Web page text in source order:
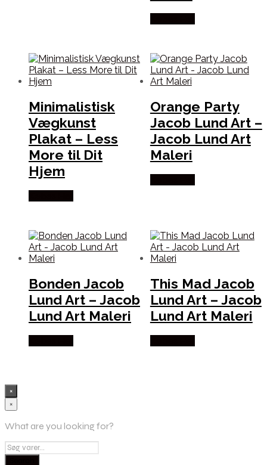
Minimalistisk
Vægkunst
Plakat – Less
More til Dit
Hjem
Orange Party
Jacob Lund Art –
Jacob Lund Art
Maleri
Bonden Jacob
Lund Art – Jacob
Lund Art Maleri
This Mad Jacob
Lund Art – Jacob
Lund Art Maleri
×
×
What are you looking for?